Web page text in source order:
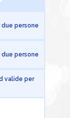
due persone
due persone
valide per